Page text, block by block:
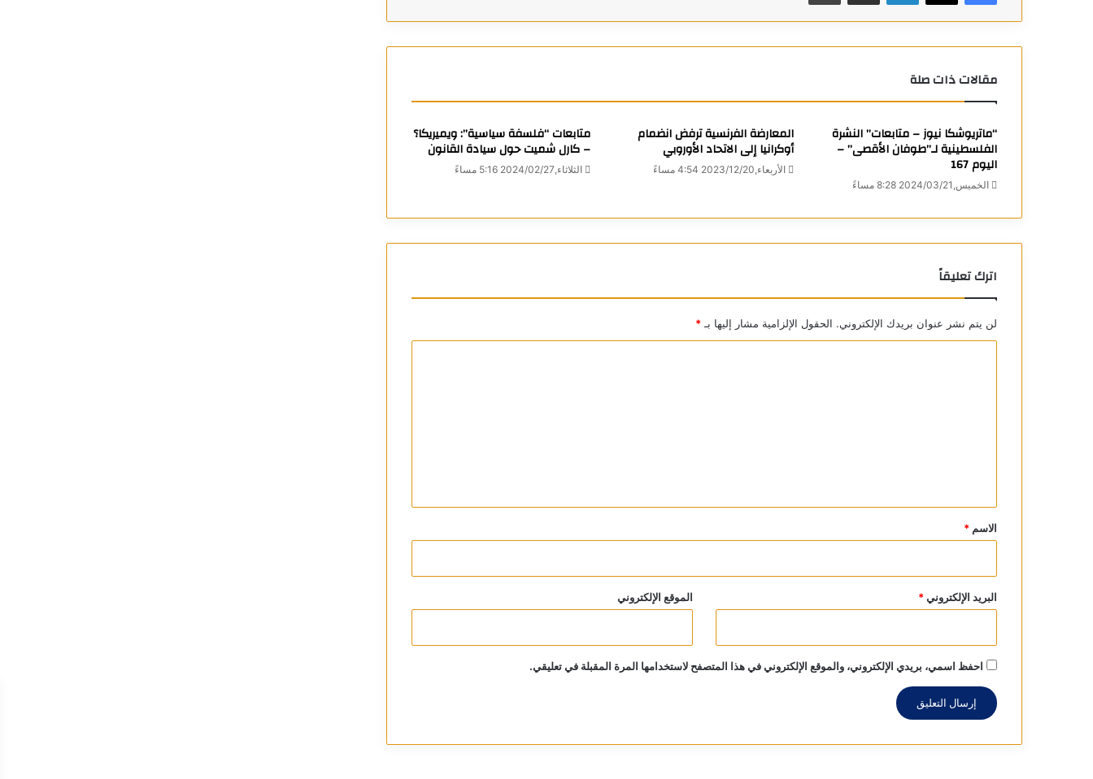
مقالات ذات صلة
“ماتريوشكا نيوز – متابعات” النشرة
الفلسطينية لـ”طوفان الأقصى” –
اليوم 167
الخميس,2024/03/21 8:28 مساءً
المعارضة الفرنسية ترفض انضمام
أوكرانيا إلى الاتحاد الأوروبي
الأربعاء,2023/12/20 4:54 مساءً
متابعات “فلسفة سياسية”: ويميريكا؟
– كارل شميت حول سيادة القانون
الثلاثاء,2024/02/27 5:16 مساءً
اترك تعليقاً
لن يتم نشر عنوان بريدك الإلكتروني. الحقول الإلزامية مشار إليها بـ *
*
الاسم *
البريد الإلكتروني* الموقع الإلكتروني
احفظ اسمي، بريدي الإلكتروني، والموقع الإلكتروني في هذا المتصفح لاستخدامها المرة المقبلة في تعليقي.